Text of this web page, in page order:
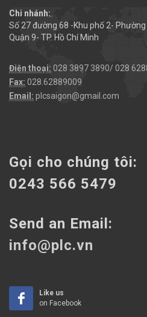
Chi nhánh:
Số 27 đường 68 -Khu phố 2- Phường
Quận 9- TP. Hồ Chí Minh
Điện thoại: 028 3897 3890/ 028
Fax: 028.62889009
Email: plcsaigon@gmail.com
Gọi cho chúng tôi:
0243 566 5479
Send an Email:
info@plc.vn
Like us
on Facebook